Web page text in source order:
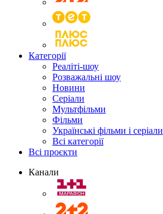
Категорії
Реаліті-шоу
Розважальні шоу
Новини
Серіали
Мультфільми
Фільми
Українські фільми і серіали
Всі категорії
Всі проєкти
Канали